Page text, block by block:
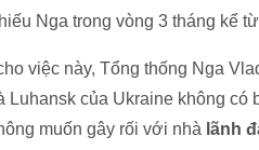
Nga trong vòng 3 tháng kể
việc này, Tổng thống Nga
Luhansk của Ukraine không có
muốn gây rối với nhà lãnh